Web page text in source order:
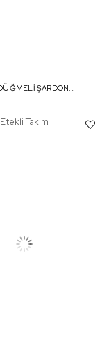
Bej-METAL DÜĞMELİ ŞARDONLU ETEKLİ TAKIM
Etekli Takım